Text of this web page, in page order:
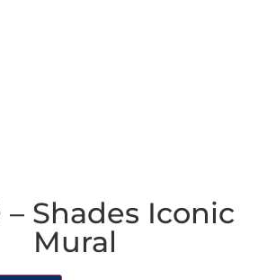
– Shades Iconic
Mural